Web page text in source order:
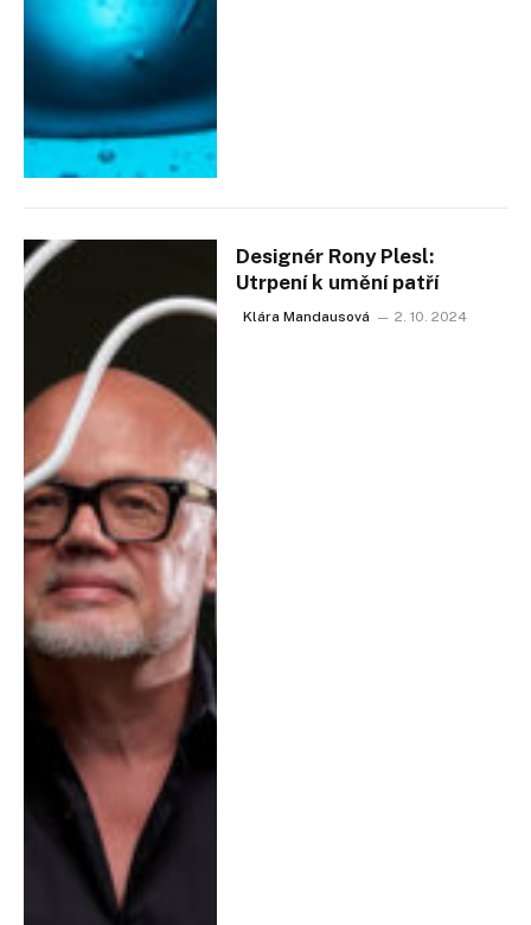
Designér Rony Plesl:
Utrpení k umění patří
Klára Mandausová 2. 10. 2024